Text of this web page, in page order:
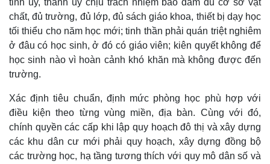
chất, đủ trường, đủ lớp, đủ sách giáo khoa, thiết bị dạy học
tối thiểu cho năm học mới; tinh thần phải quán triệt nghiêm
ở đâu có học sinh, ở đó có giáo viên; kiên quyết không để
học sinh nào vì hoàn cảnh khó khăn mà không được đến
trường.
Xác định tiêu chuẩn, định mức phòng học phù hợp với
điều kiện theo từng vùng miền, địa bàn. Cùng với đó,
chính quyền các cấp khi lập quy hoạch đô thị và xây dựng
các khu dân cư mới phải quy hoạch, xây dựng đồng bộ
các trường học, hạ tầng tương thích với quy mô dân số và